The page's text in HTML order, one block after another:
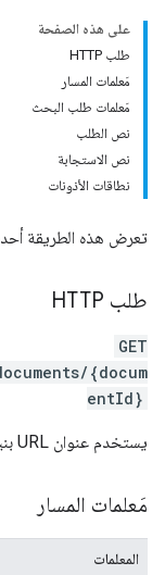
على هذه الصفحة
طلب HTTP
مَعلمات المسار
مَعلمات طلب البحث
نص الطلب
نص الاستجابة
نطاقات الأذونات
تعرض هذه الطريقة
طلب HTTP
GET
{docum
entId}
يستخدم عنوان URL بنية
مَعلمات المسار
المعلمات